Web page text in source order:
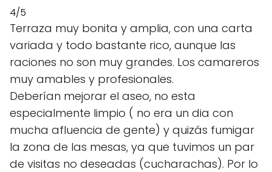
4/5
Terraza muy bonita y amplia, con una carta
variada y todo bastante rico, aunque las
raciones no son muy grandes. Los camareros
muy amables y profesionales.
Deberían mejorar el aseo, no esta
especialmente limpio ( no era un dia con
mucha afluencia de gente) y quizás fumigar
la zona de las mesas, ya que tuvimos un par
de visitas no deseadas (cucharachas). Por lo